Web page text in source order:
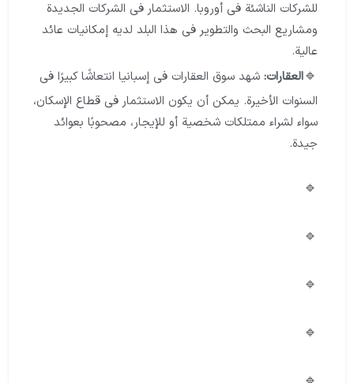
للشركات الناشئة في أوروبا. الاستثمار في الشركات الجديدة
ومشاريع البحث والتطوير في هذا البلد لديه إمكانيات عائد
عالية.
العقارات: شهد سوق العقارات في إسبانيا انتعاشًا كبيرًا في
السنوات الأخيرة. يمكن أن يكون الاستثمار في قطاع الإسكان،
سواء لشراء ممتلكات شخصية أو للإيجار، مصحوبًا بعوائد
جيدة.